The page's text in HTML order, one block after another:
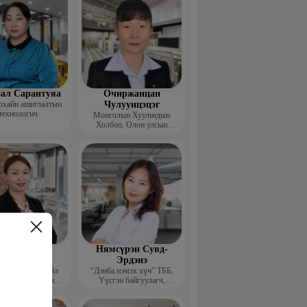
Сарантуяа
ашиглалтын
Очиржанцан
Чулуунцэцэг
Монголын Хуульчдын
Холбоо, Олон улсын
group” Үйл
хариуцсан
Нямсүрэн Сувд-
Эрдэнэ
“Дэнба нэмэх хүч” ТББ,
Үүсгэн байгуулагч,